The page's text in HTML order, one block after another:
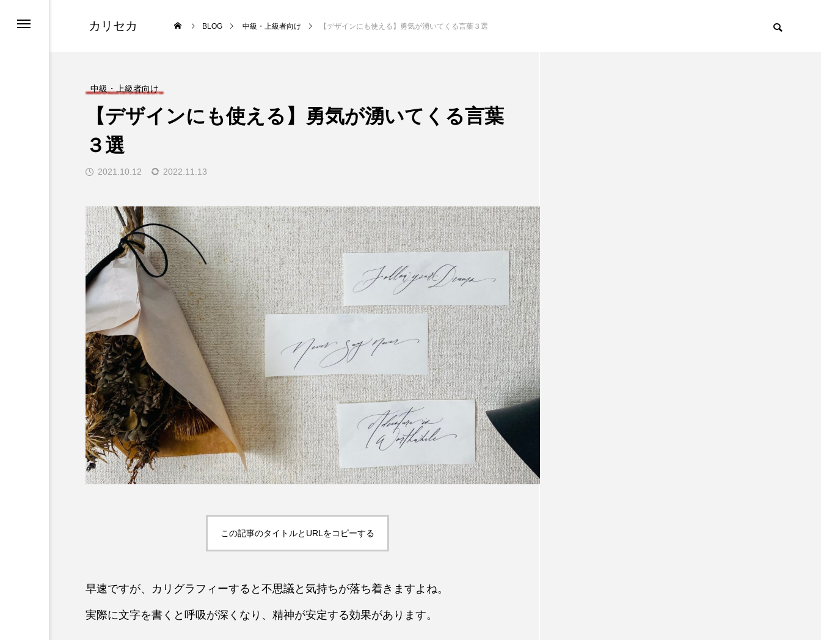
カリセカ BLOG 中級・上級者向け 【デザインにも使える】勇気が湧いてくる言葉３選
中級・上級者向け
【デザインにも使える】勇気が湧いてくる言葉
３選
2021.10.12 2022.11.13
この記事のタイトルとURLをコピーする
早速ですが、カリグラフィーすると不思議と気持ちが落ち着きますよね。
実際に文字を書くと呼吸が深くなり、精神が安定する効果があります。